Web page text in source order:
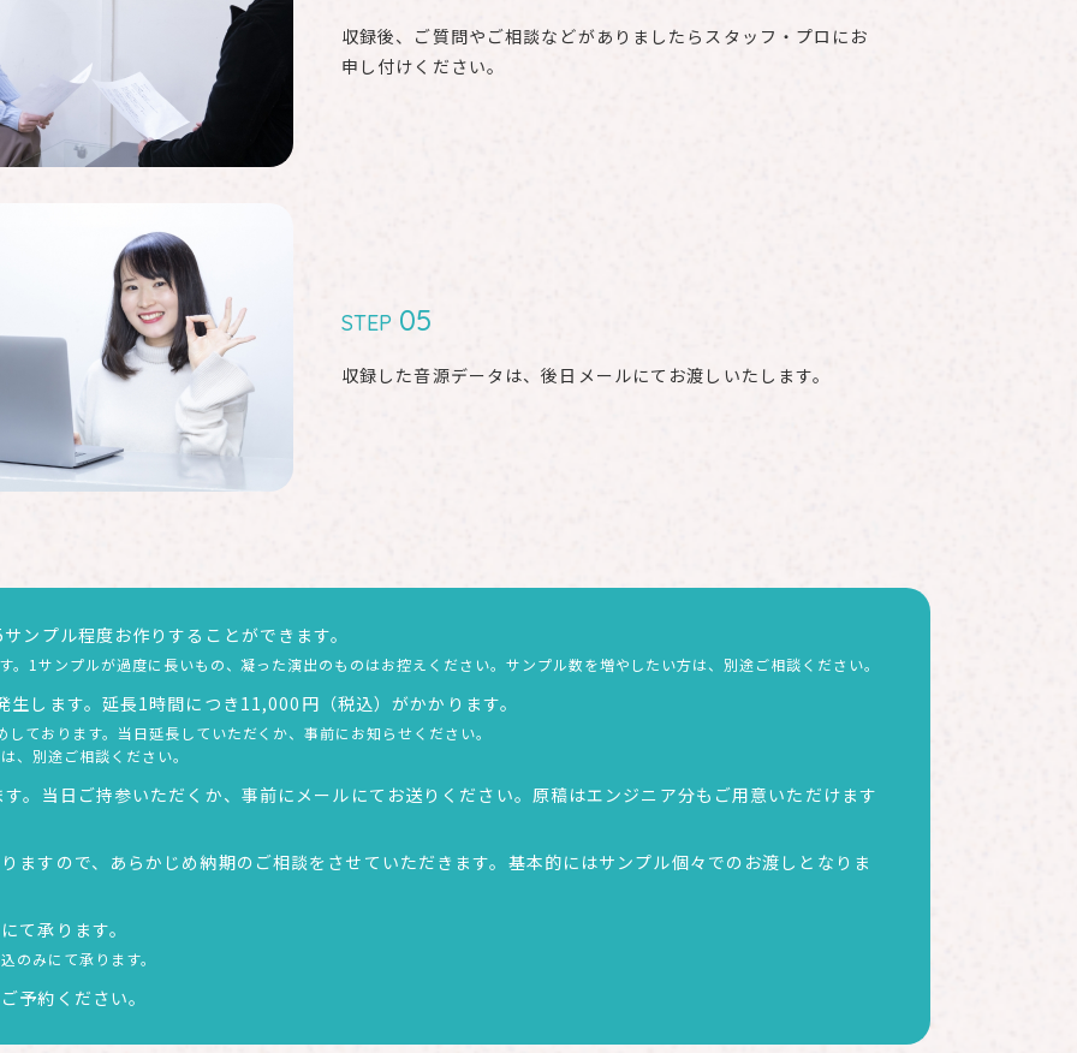
収録後、ご質問やご相談などがありましたらスタッフ・プロにお
申し付けください。
STEP 05
収録した音源データは、後⽇メールにてお渡しいたします。
ンプル程度お作りすることができます。
1サンプルが過度に長いもの、凝った演出のものはお控えください。サンプル数を増やしたい方は、別途ご相談ください。
します。延長1時間につき11,000円（税込）がかかります。
ております。当日延長していただくか、事前にお知らせください。
、別途ご相談ください。
。当日ご持参いただくか、事前にメールにてお送りください。原稿はエンジニア分もご用意いただけます
ますので、あらかじめ納期のご相談をさせていただきます。基本的にはサンプル個々でのお渡しとなりま
て承ります。
のみにて承ります。
予約ください。